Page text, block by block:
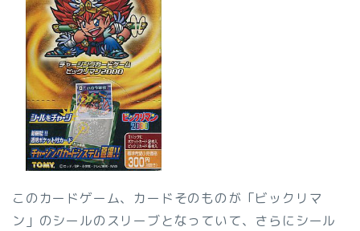
このカードゲーム、カードそのものが「ビックリマ
ン」のシールのスリーブとなっていて、さらにシール